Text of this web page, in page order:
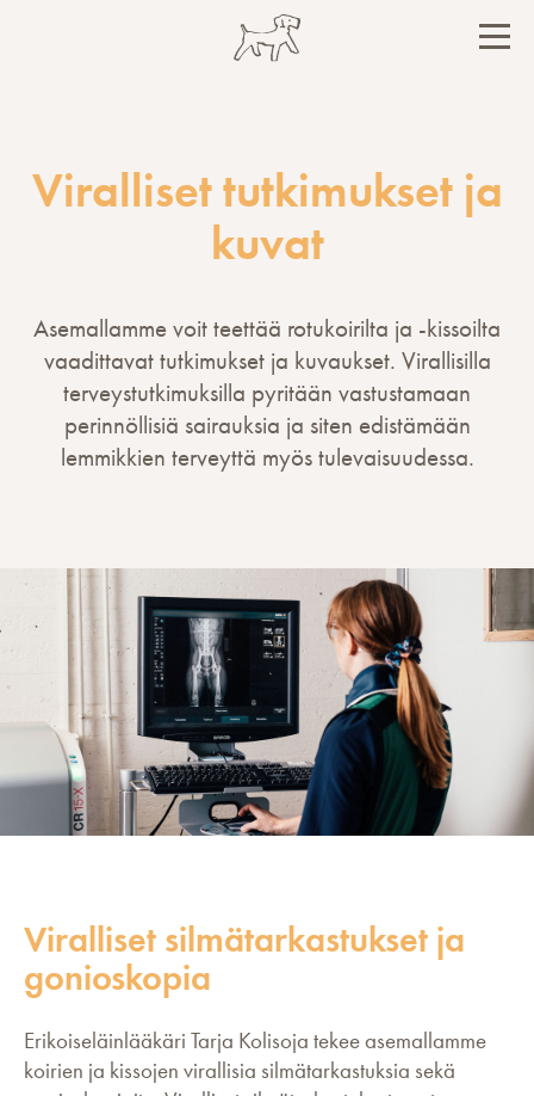
Viralliset tutkimukset ja
kuvat
Asemallamme voit teettää rotukoirilta ja -kissoilta
vaadittavat tutkimukset ja kuvaukset. Virallisilla
terveystutkimuksilla pyritään vastustamaan
perinnöllisiä sairauksia ja siten edistämään
lemmikkien terveyttä myös tulevaisuudessa.
Viralliset silmätarkastukset ja
gonioskopia
Erikoiseläinlääkäri Tarja Kolisoja tekee asemallamme
koirien ja kissojen virallisia silmätarkastuksia sekä